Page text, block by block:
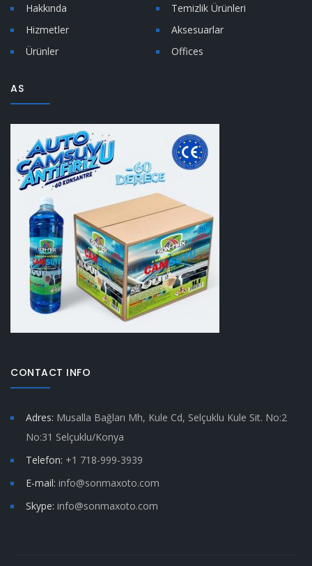
Hakkında
Temizlik Ürünleri
Hizmetler
Aksesuarlar
Ürünler
Offices
AS
CONTACT INFO
Adres: Musalla Bağları Mh, Kule Cd, Selçuklu Kule Sit. No:2
No:31 Selçuklu/Konya
Telefon: +1 718-999-3939
E-mail: info@sonmaxoto.com
Skype: info@sonmaxoto.com